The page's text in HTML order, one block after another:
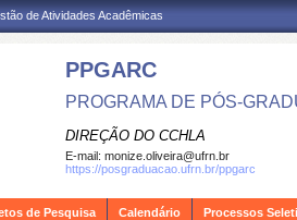
de Atividades Acadêmicas
PPGARC
PROGRAMA DE PÓS-
DIREÇÃO DO CCHLA
E-mail: monize.oliveira@ufrn.br
https://posgraduacao.ufrn.br/ppgarc
de Pesquisa Calendário Processos